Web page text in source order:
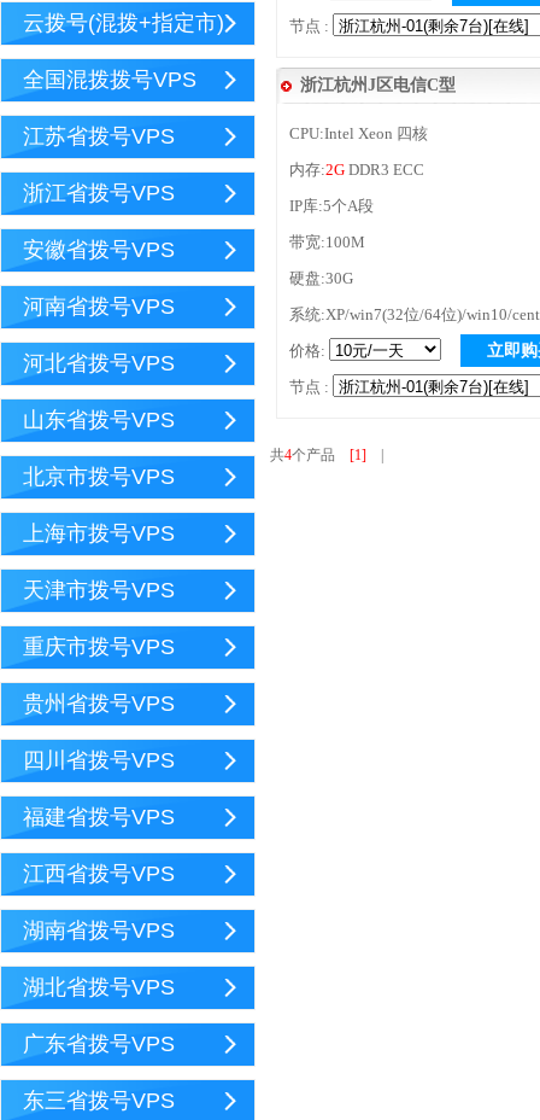
云拨号(混拨+指定市)
全国混拨拨号VPS
江苏省拨号VPS
浙江省拨号VPS
安徽省拨号VPS
河南省拨号VPS
河北省拨号VPS
山东省拨号VPS
北京市拨号VPS
上海市拨号VPS
天津市拨号VPS
重庆市拨号VPS
贵州省拨号VPS
四川省拨号VPS
福建省拨号VPS
江西省拨号VPS
湖南省拨号VPS
湖北省拨号VPS
广东省拨号VPS
东三省拨号VPS
节点 :
浙江杭州J区电信C型
CPU:Intel Xeon 四核
内存:2G DDR3 ECC
IP库:5个A段
带宽:100M
硬盘:30G
系统:XP/win7(32位/64位)/win10/
价格:
立即
节点 :
共4个产品 [1]